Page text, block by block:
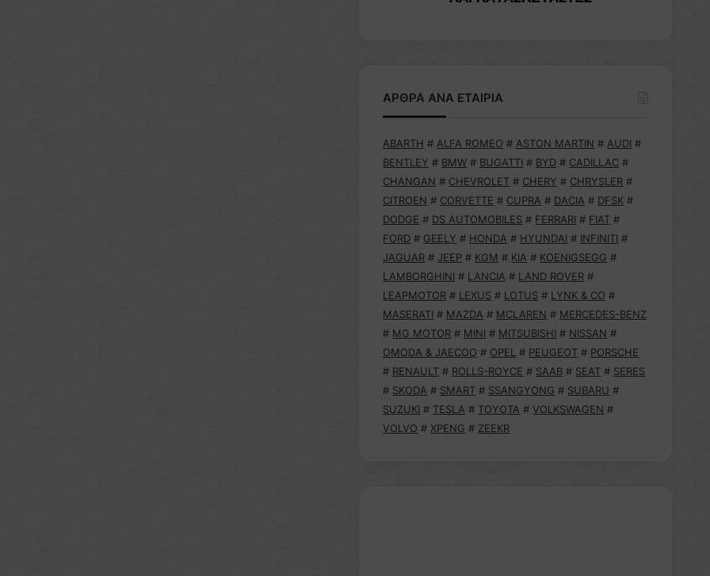
ΑΡΘΡΑ ΑΝΑ ΕΤΑΙΡΙΑ
ABARTH # ALFA ROMEO # ASTON MARTIN # AUDI #
BENTLEY # BMW # BUGATTI # BYD # CADILLAC #
CHANGAN # CHEVROLET # CHERY # CHRYSLER #
CITROEN # CORVETTE # CUPRA # DACIA # DFSK #
DODGE # DS AUTOMOBILES # FERRARI # FIAT #
FORD # GEELY # HONDA # HYUNDAI # INFINITI #
JAGUAR # JEEP # KGM # KIA # KOENIGSEGG #
LAMBORGHINI # LANCIA # LAND ROVER #
LEAPMOTOR # LEXUS # LOTUS # LYNK & CO #
MASERATI # MAZDA # MCLAREN # MERCEDES-BENZ
# MG MOTOR # MINI # MITSUBISHI # NISSAN #
OMODA & JAECOO # OPEL # PEUGEOT # PORSCHE
# RENAULT # ROLLS-ROYCE # SAAB # SEAT # SERES
# SKODA # SMART # SSANGYONG # SUBARU #
SUZUKI # TESLA # TOYOTA # VOLKSWAGEN #
VOLVO # XPENG # ZEEKR